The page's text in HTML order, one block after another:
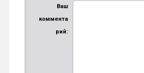
Ваш
коммента
рий: